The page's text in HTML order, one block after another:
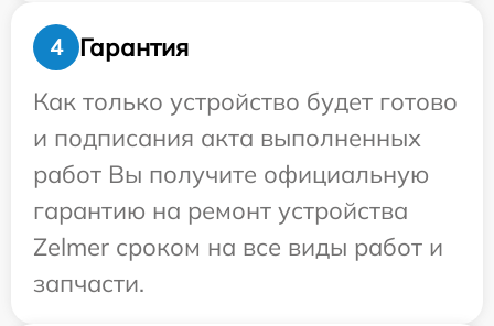
4
Гарантия
Как только устройство будет готово
и подписания акта выполненных
работ Вы получите официальную
гарантию на ремонт устройства
Zelmer сроком на все виды работ и
запчасти.